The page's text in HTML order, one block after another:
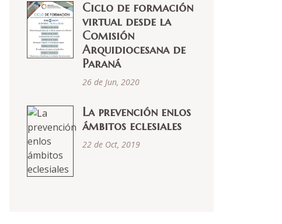
Ciclo de formación
virtual desde la
Comisión
Arquidiocesana de
Paraná
26 de Jun, 2020
La prevención enlos
ámbitos eclesiales
22 de Oct, 2019